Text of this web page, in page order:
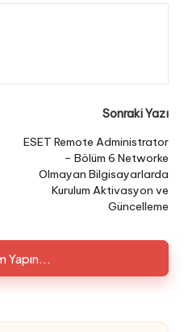
Sonraki Yazı
ESET Remote Administrator
– Bölüm 6 Networke
Olmayan Bilgisayarlarda
Kurulum Aktivasyon ve
Güncelleme
Yapın...